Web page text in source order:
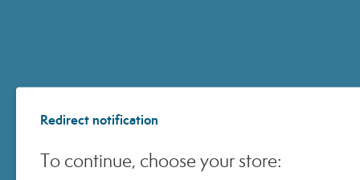
Redirect notification
To continue, choose your store: